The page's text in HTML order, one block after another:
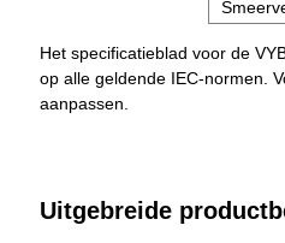
Het specificatieblad voor de
op alle geldende IEC-normen.
aanpassen.
Uitgebreide